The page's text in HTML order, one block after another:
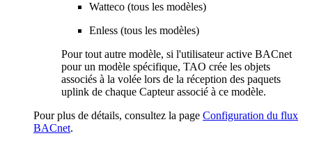
Watteco (tous les modèles)
Enless (tous les modèles)
Pour tout autre modèle, si l'utilisateur active BACnet
pour un modèle spécifique, TAO crée les objets
associés à la volée lors de la réception des paquets
uplink de chaque Capteur associé à ce modèle.
Pour plus de détails, consultez la page Configuration du flux
BACnet.